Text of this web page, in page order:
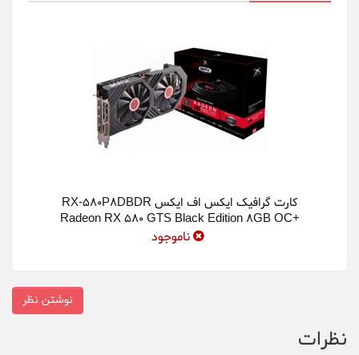
کارت گرافیک ایکس اف ایکس RX-580P8DBDR
Radeon RX 580 GTS Black Edition 8GB OC+
Graphics Card
ناموجود
نوشتن نظر
نظرات